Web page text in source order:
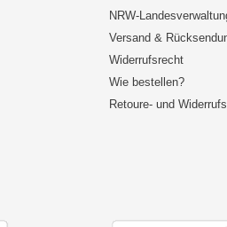
NRW-
Versand &
Widerrufsrecht
Wie bestellen?
Retoure- und